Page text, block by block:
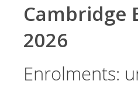
Cambridge
2026
Enrolments: